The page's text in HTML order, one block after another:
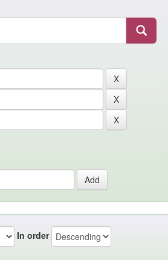
In order